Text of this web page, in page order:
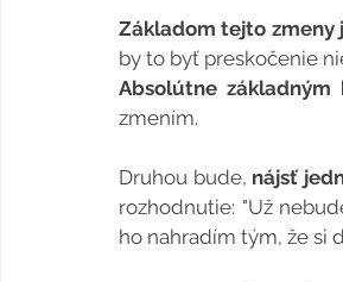
Základom tejto zmeny
by to byť preskočenie
Absolútne
zmením.
Druhou bude, nájsť
rozhodnutie: "Už
ho nahradím tým, že si